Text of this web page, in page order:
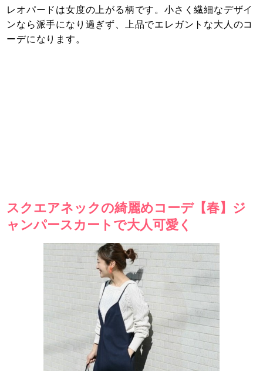
レオパードは女度の上がる柄です。小さく繊細なデザイ
ンなら派手になり過ぎず、上品でエレガントな大人のコ
ーデになります。
スクエアネックの綺麗めコーデ【春】ジ
ャンパースカートで大人可愛く